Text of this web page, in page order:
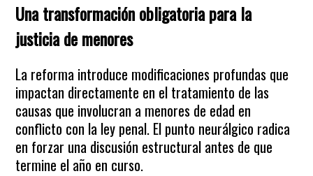
Una transformación obligatoria para la
justicia de menores
La reforma introduce modificaciones profundas que
impactan directamente en el tratamiento de las
causas que involucran a menores de edad en
conflicto con la ley penal. El punto neurálgico radica
en forzar una discusión estructural antes de que
termine el año en curso.